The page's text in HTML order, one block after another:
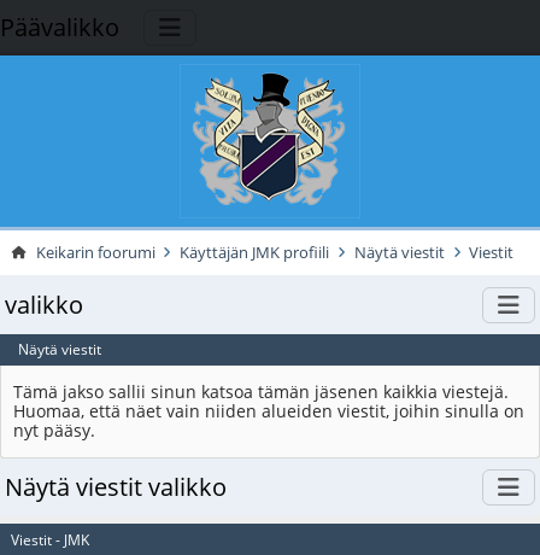
Päävalikko
Keikarin foorumi Käyttäjän JMK profiili Näytä viestit Viestit
valikko
Näytä viestit
Tämä jakso sallii sinun katsoa tämän jäsenen kaikkia viestejä.
Huomaa, että näet vain niiden alueiden viestit, joihin sinulla on
nyt pääsy.
Näytä viestit valikko
Viestit - JMK